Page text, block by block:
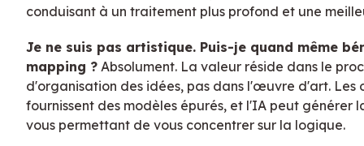
conduisant à un traitement plus profond et une
Je ne suis pas artistique. Puis-je quand même
mapping ? Absolument. La valeur réside dans le
d'organisation des idées, pas dans l'œuvre d'art. Les
fournissent des modèles épurés, et l'IA peut générer
vous permettant de vous concentrer sur la logique.